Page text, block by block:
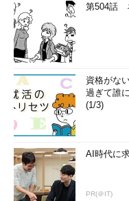
第504話
資格がな
過ぎて誰
(1/3)
AI時代に
PR(＠IT)